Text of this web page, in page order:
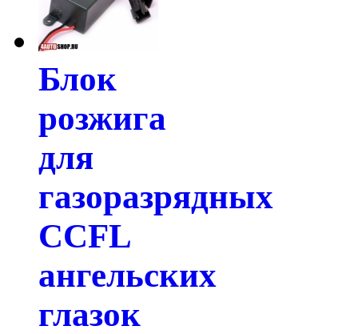
Блок
розжига
для
газоразрядных
CCFL
ангельских
глазок